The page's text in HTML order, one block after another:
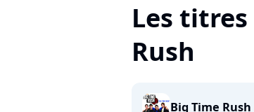
Les titres
Rush
Big Time Rush